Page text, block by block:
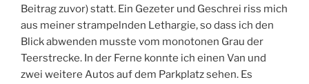
Beitrag zuvor) statt. Ein Gezeter und Geschrei riss mich
aus meiner strampelnden Lethargie, so dass ich den
Blick abwenden musste vom monotonen Grau der
Teerstrecke. In der Ferne konnte ich einen Van und
zwei weitere Autos auf dem Parkplatz sehen. Es